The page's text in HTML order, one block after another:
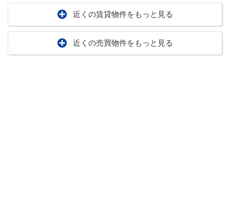
近くの賃貸物件をもっと見る
近くの売買物件をもっと見る